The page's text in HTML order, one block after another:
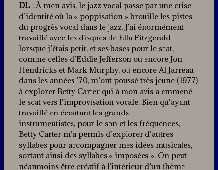
DL: À mon avis, le jazz vocal passe par une crise
d’identité où la « poppisation » brouille les pistes
du progrès vocal dans le jazz. J’ai énormément
travaillé avec les disques de Ella Fitzgerald
lorsque j’étais petit, et ses bases pour le scat,
comme celles d’Eddie Jefferson ou encore Jon
Hendricks et Mark Murphy, ou encore Al Jarreau
dans les années ’70, m’ont poussé très jeune (1977)
à explorer Betty Carter qui à mon avis a emmené
le scat vers l’improvisation vocale. Bien qu’ayant
travaillé en écoutant les grands
instrumentistes, pour le son et les fréquences,
Betty Carter m’a permis d’explorer d’autres
syllabes pour accompagner mes idées musicales,
sortant ainsi des syllabes « imposées ». On peut
néanmoins être créatif à l’intérieur d’un thème